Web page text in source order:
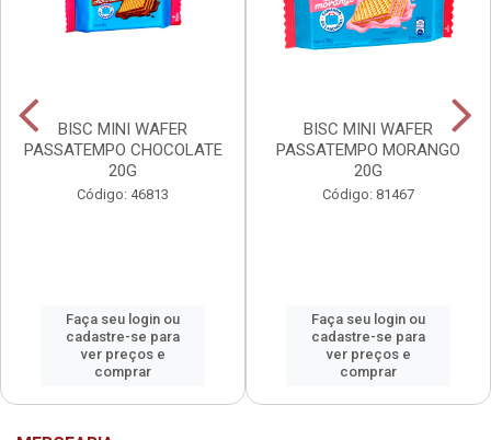
BISC MINI WAFER
PASSATEMPO CHOCOLATE
20G
Código: 46813
Faça seu login ou
cadastre-se para
ver preços e
comprar
BISC MINI WAFER
PASSATEMPO MORANGO
20G
Código: 81467
Faça seu login ou
cadastre-se para
ver preços e
comprar